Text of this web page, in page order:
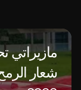
مازيراتي